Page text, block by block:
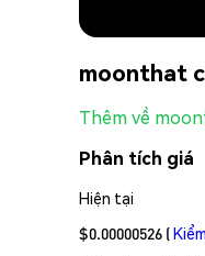
moonthat
Thêm về
Phân tích giá
Hiện tại
$0.00000526 (